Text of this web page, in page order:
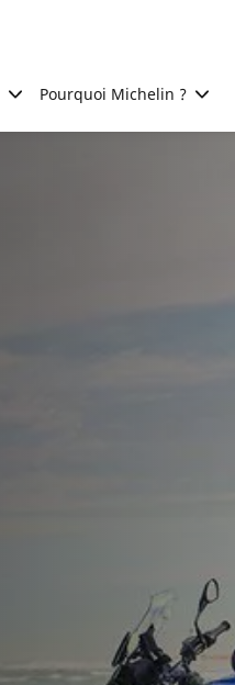
Pourquoi Michelin ?